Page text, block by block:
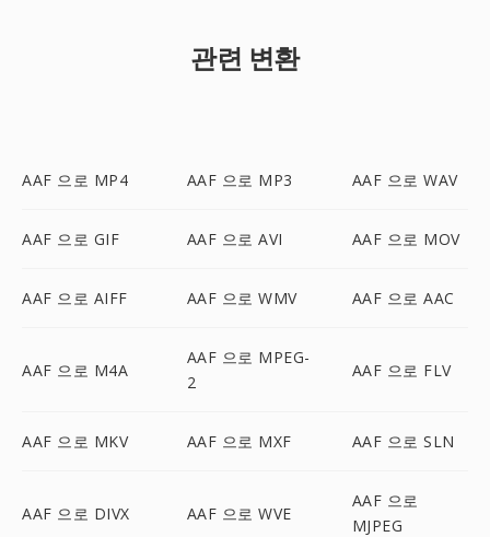
관련 변환
AAF 으로 MP4 AAF 으로 MP3 AAF 으로 WAV
AAF 으로 GIF AAF 으로 AVI AAF 으로 MOV
AAF 으로 AIFF AAF 으로 WMV AAF 으로 AAC
AAF 으로 M4A
AAF 으로 MPEG-
2
AAF 으로 FLV
AAF 으로 MKV AAF 으로 MXF AAF 으로 SLN
AAF 으로 DIVX AAF 으로 WVE
AAF 으로
MJPEG